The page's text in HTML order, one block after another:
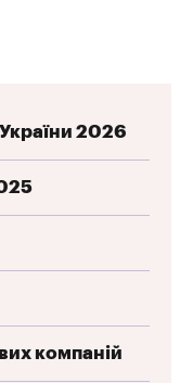
України 2026
компаній